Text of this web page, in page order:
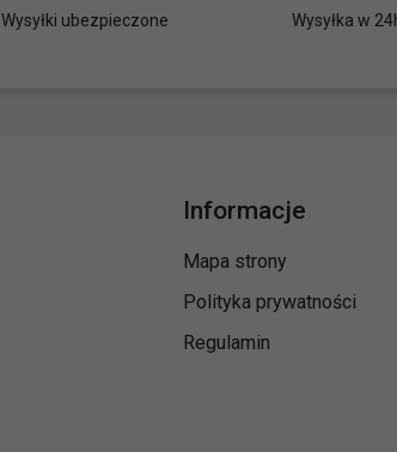
Wysyłki ubezpieczone Wysyłka w
Informacje
Mapa strony
Polityka prywatności
Regulamin